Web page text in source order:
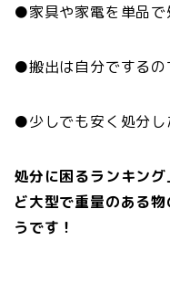
●家具や家電を単品で
●搬出は自分でするの
●少しでも安く処分し
処分に困るランキン
ど大型で重量のある
うです！